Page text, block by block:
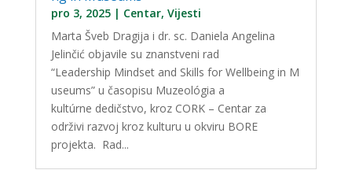
pro 3, 2025| Centar, Vijesti
Marta Šveb Dragija i dr. sc. Daniela Angelina
Jelinčić objavile su znanstveni rad
“Leadership Mindset and Skills for Wellbeing in M
useums” u časopisu Muzeológia a
kultúrne dedičstvo, kroz CORK – Centar za
održivi razvoj kroz kulturu u okviru BORE
projekta. Rad...